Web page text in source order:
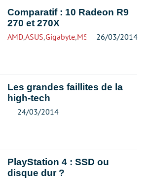
Comparatif : 10 Radeon R9
270 et 270X
AMD,ASUS,Gigabyte,MSI 26/03/2014
Les grandes faillites de la
high-tech
24/03/2014
PlayStation 4 : SSD ou
disque dur ?